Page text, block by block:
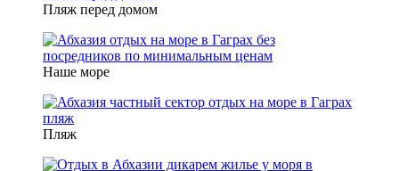
Пляж перед домом
Наше море
Пляж